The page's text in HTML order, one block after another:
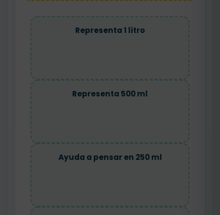
Representa 1 litro
Representa 500 ml
Ayuda a pensar en 250 ml